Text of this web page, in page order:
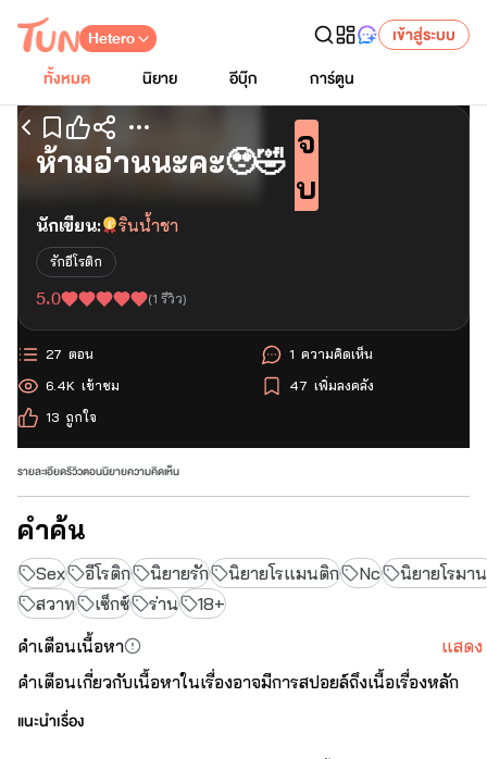
Hetero
เข้าสู่ระบบ
ทั้งหมด
นิยาย อีบุ๊ก การ์ตูน
เริ่มอ่านตอนแรก
ห้ามอ่านนะคะ🥹🤣
จ
บ
นักเขียน: รินน้ำชา
รักอีโรติก
5.0 (1 รีวิว)
ตอน
27
เข้าชม
6.4K
ถูกใจ
13
ความคิดเห็น
1
เพิ่มลงคลัง
47
รายละเอียดรีวิวตอนนิยายความคิดเห็น
คำค้น
Sex อีโรติก นิยายรัก นิยายโรแมนติก Nc
นิยายโรมา
สวาท
เซ็กซ์ ร่าน
18+
คำเตือนเนื้อหา
แสดง
คำเตือนเกี่ยวกับเนื้อหาในเรื่องอาจมีการสปอยล์ถึงเนื้อเรื่องหลัก
มีฉาก18+20+นะคะ🤗
แนะนำเรื่อง